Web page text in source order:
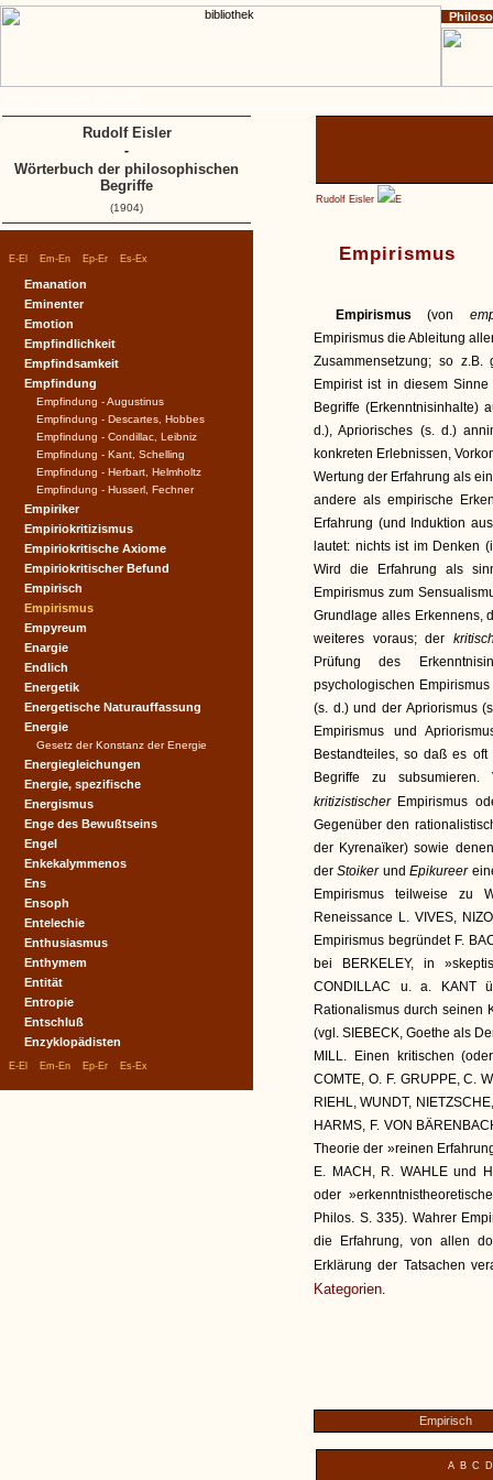
Rudolf Eisler E
Empirismus
Empirismus(von
Empirismus die Ableitung
Zusammensetzung; so
Empirist ist in diesem
Begriffe (Erkenntnisinhalte)
d.), Apriorisches (s. d.)
konkreten Erlebnissen,
Wertung der Erfahrung als
andere als empirische
Erfahrung (und Induktion
lautet: nichts ist im Denken
Wird die Erfahrung als
Empirismus zum
Grundlage alles Erkennens,
weiteres voraus; der
Prüfung des
psychologischen
(s. d.) und der Apriorismus
Empirismus und
Bestandteiles, so daß es
Begriffe zu
kritizistischer Empirismus
Gegenüber den
der Kyrenaïker) sowie
derStoiker undEpikureer
Empirismus teilweise zu
Reneissance L. VIVES,
Empirismus begründet F.
bei BERKELEY, in
CONDILLAC u. a. KANT
Rationalismus durch seinen
(vgl. SIEBECK, Goethe als
MILL. Einen kritischen
COMTE, O. F. GRUPPE, C.
RIEHL, WUNDT,
HARMS, F. VON
Theorie der »reinen
E. MACH, R. WAHLE und
oder
Philos. S. 335). Wahrer
die Erfahrung, von allen
Erklärung der Tatsachen
Kategorien.
Empirisch
A B C D
E-El Em-En Ep-Er Es-Ex
Emanation
Eminenter
Emotion
Empfindlichkeit
Empfindsamkeit
Empfindung
Empfindung - Augustinus
Empfindung - Descartes, Hobbes
Empfindung - Condillac, Leibniz
Empfindung - Kant, Schelling
Empfindung - Herbart, Helmholtz
Empfindung - Husserl, Fechner
Empiriker
Empiriokritizismus
Empiriokritische Axiome
Empiriokritischer Befund
Empirisch
Empirismus
Empyreum
Enargie
Endlich
Energetik
Energetische Naturauffassung
Energie
Gesetz der Konstanz der Energie
Energiegleichungen
Energie, spezifische
Energismus
Enge des Bewußtseins
Engel
Enkekalymmenos
Ens
Ensoph
Entelechie
Enthusiasmus
Enthymem
Entität
Entropie
Entschluß
Enzyklopädisten
E-El Em-En Ep-Er Es-Ex
Rudolf Eisler
-
Wörterbuch der philosophischen
Begriffe
(1904)